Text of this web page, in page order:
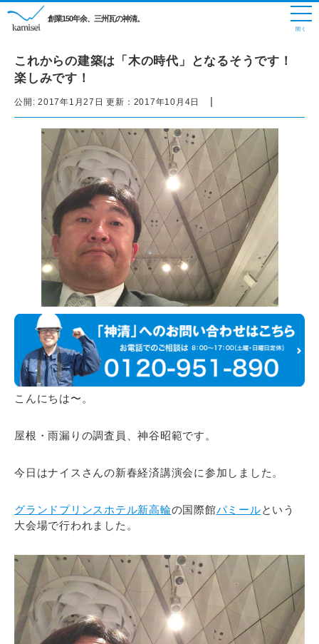
創業150年余、三州瓦の神清。
これからの建築は「木の時代」となるそうです！
楽しみです！
公開: 2017年1月27日 更新： 2017年10月4日 |
こんにちは〜。
屋根・雨漏りの調査員、神谷昭範です。
今日はナイスさんの新春経済講演会に参加しました。
グランドプリンスホテル新高輪の国際館パミールという
大会場で行われました。